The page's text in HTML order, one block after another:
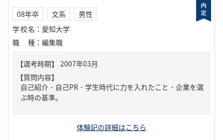
08年卒 文系
男性
学校名 ： 愛知大学
職種 ： 編集職
【質問内容】
自己紹介・自己PR・学生時代に力を入れたこと・企業を選
ぶ時の基準。
体験記の詳細はこちら